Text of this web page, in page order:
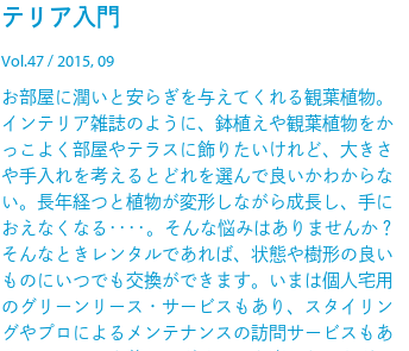
テリア入門
Vol.47 / 2015, 09
お部屋に潤いと安らぎを与えてくれる観葉植物。
インテリア雑誌のように、鉢植えや観葉植物をか
っこよく部屋やテラスに飾りたいけれど、大きさ
や手入れを考えるとどれを選んで良いかわからな
い。長年経つと植物が変形しながら成長し、手に
おえなくなる････。そんな悩みはありませんか？
そんなときレンタルであれば、状態や樹形の良い
ものにいつでも交換ができます。いまは個人宅用
のグリーンリース・サービスもあり、スタイリン
グやプロによるメンテナンスの訪問サービスもあ